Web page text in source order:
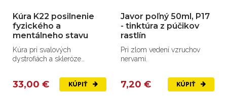
Kúra K22 posilnenie
fyzického a
mentálneho stavu
Kúra pri svalových
dystrofiách a skleróze
33,00 € KÚPIŤ
Javor poľný 50ml, P17
- tinktúra z púčikov
rastlín
Pri zlom vedení vzruchov
nervami.
7,20 € KÚPIŤ